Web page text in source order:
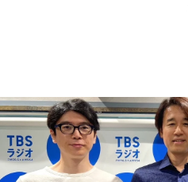
お知らせ
イベント・グッズ
YouTube
会社情報